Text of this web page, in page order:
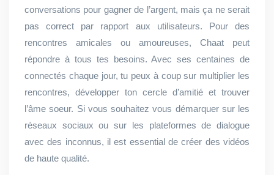
conversations pour gagner de l’argent, mais ça ne serait
pas correct par rapport aux utilisateurs. Pour des
rencontres amicales ou amoureuses, Chaat peut
répondre à tous tes besoins. Avec ses centaines de
connectés chaque jour, tu peux à coup sur multiplier les
rencontres, développer ton cercle d’amitié et trouver
l’âme soeur. Si vous souhaitez vous démarquer sur les
réseaux sociaux ou sur les plateformes de dialogue
avec des inconnus, il est essential de créer des vidéos
de haute qualité.